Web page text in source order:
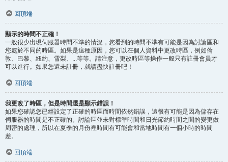
回頂端
顯示的時間不正確！
一般很少出現伺服器時間不準的情況，您看到的時間不準有可能是因為討論區和
您處於不同的時區。如果是這種原因，您可以在個人資料中更改時區，例如倫
敦、巴黎、紐約、雪梨、...等等。請注意，更改時區等操作一般只有註冊會員才
可以進行。如果您還未註冊，就請盡快註冊吧！
回頂端
我更改了時區，但是時間還是顯示錯誤！
如果您確認您已經設定了正確的時區而時間依然錯誤，這很有可能是因為儲存在
伺服器的時間是不正確的。討論區並未對標準時間和日光節約時間之間的變更做
周密的處理，所以在夏季的月份裡時間有可能會和當地時間有一個小時的時間
差。
回頂端